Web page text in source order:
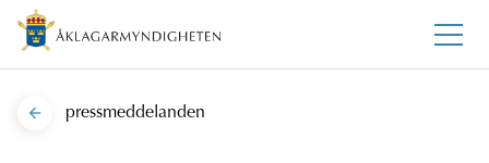
pressmeddelanden